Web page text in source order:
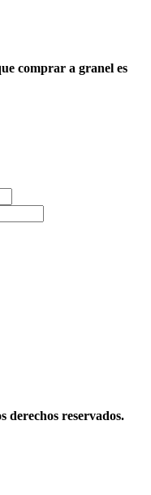
comprar a granel es
derechos reservados.